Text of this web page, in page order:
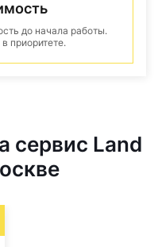
до начала работы.
приоритете.
сервис Land